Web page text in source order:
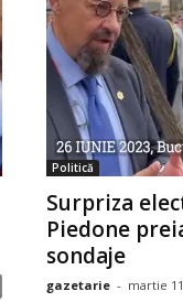
Politică
Surpriza
Piedone
sondaje
gazetarie - martie